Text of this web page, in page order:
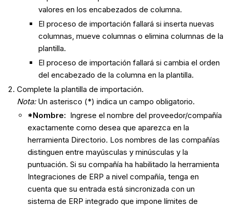
valores en los encabezados de columna.
El proceso de importación fallará si inserta nuevas
columnas, mueve columnas o elimina columnas de la
plantilla.
El proceso de importación fallará si cambia el orden
del encabezado de la columna en la plantilla.
Complete la plantilla de importación.
Nota:Un asterisco (*) indica un campo obligatorio.
*Nombre: Ingrese el nombre del proveedor/compañía
exactamente como desea que aparezca en la
herramienta Directorio. Los nombres de las compañías
distinguen entre mayúsculas y minúsculas y la
puntuación. Si su compañía ha habilitado la herramienta
Integraciones de ERP a nivel compañía, tenga en
cuenta que su entrada está sincronizada con un
sistema de ERP integrado que impone límites de